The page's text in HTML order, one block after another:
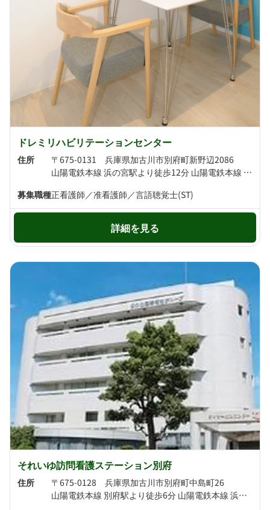
ドレミリハビリテーションセンター
住所
〒675-0131 兵庫県加古川市別府町新野辺2086
山陽電鉄本線 浜の宮駅より徒歩12分 山陽電鉄本線 別府駅より徒歩14分
募集職種正看護師／准看護師／言語聴覚士(ST)
詳細を見る
それいゆ訪問看護ステーション別府
住所
〒675-0128 兵庫県加古川市別府町中島町26
山陽電鉄本線 別府駅より徒歩6分 山陽電鉄本線 浜の宮駅より徒歩21分